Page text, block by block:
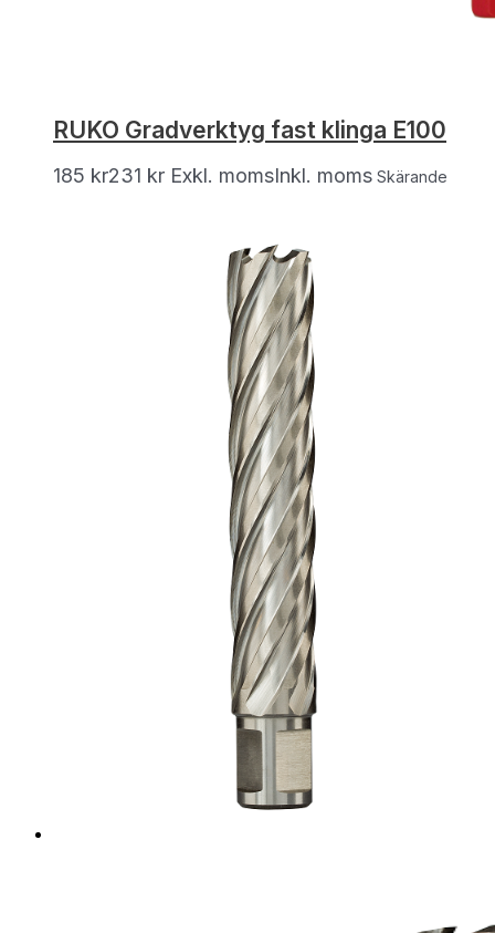
RUKO Gradverktyg fast klinga E100
185 kr231 kr Exkl. momsInkl. moms Skärande